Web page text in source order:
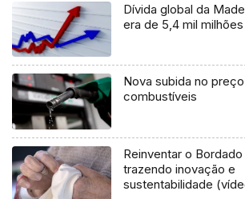
Dívida global da
era de 5,4 mil
Nova subida no
combustíveis
Reinventar o
trazendo inovação e
sustentabilidade